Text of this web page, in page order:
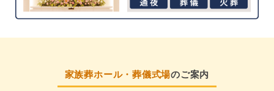
家族葬ホール・葬儀式場のご案内